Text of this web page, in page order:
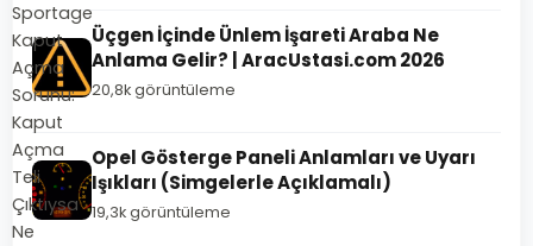
Sportage
Kaput
Açma
Sorunu:
Kaput
Açma
Teli
Çıktıysa
Ne
Üçgen İçinde Ünlem İşareti Araba Ne
Anlama Gelir? | AracUstasi.com 2026
20,8k görüntüleme
Opel Gösterge Paneli Anlamları ve Uyarı
Işıkları (Simgelerle Açıklamalı)
19,3k görüntüleme